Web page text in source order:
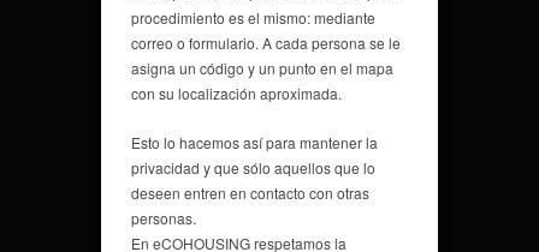
procedimiento es el mismo: mediante
correo o formulario. A cada persona se le
asigna un código y un punto en el mapa
con su localización aproximada.
Esto lo hacemos así para mantener la
privacidad y que sólo aquellos que lo
deseen entren en contacto con otras
personas.
En eCOHOUSING respetamos la